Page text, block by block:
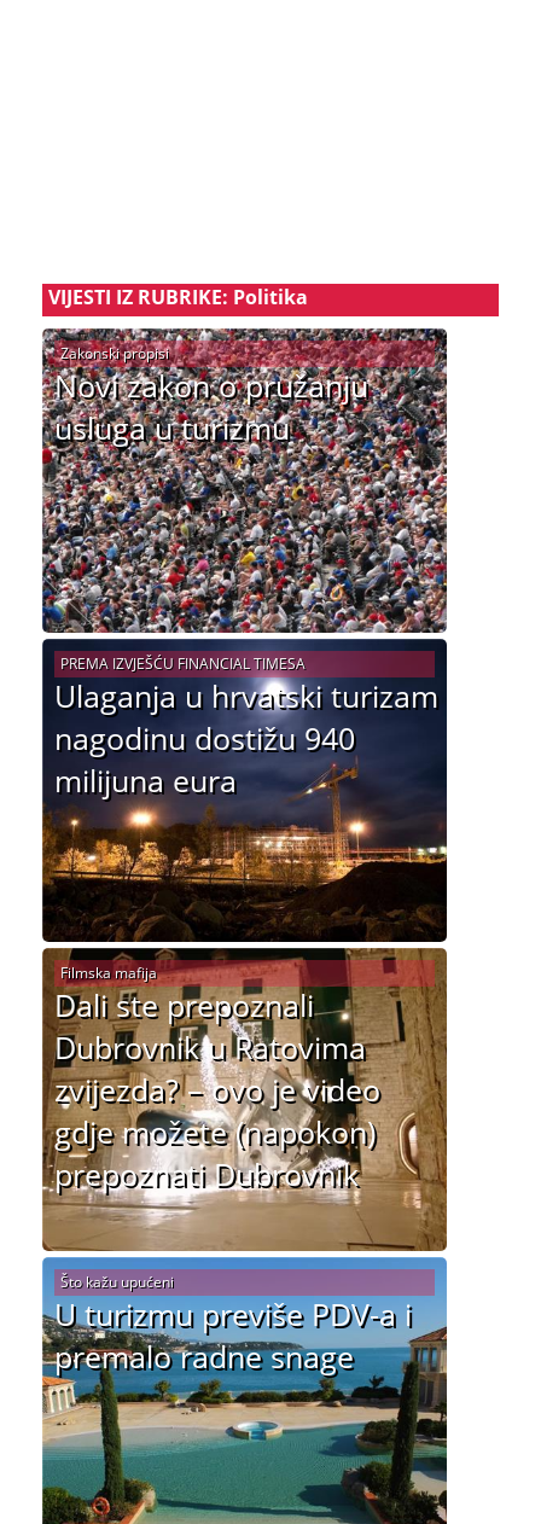
VIJESTI IZ RUBRIKE: Politika
Novi zakon o pružanju
usluga u turizmu
Zakonski propisi
Ulaganja u hrvatski turizam
nagodinu dostižu 940
milijuna eura
PREMA IZVJEŠĆU FINANCIAL TIMESA
Dali ste prepoznali
Dubrovnik u Ratovima
zvijezda? – ovo je video
gdje možete (napokon)
prepoznati Dubrovnik
Filmska mafija
U turizmu previše PDV-a i
premalo radne snage
Što kažu upućeni